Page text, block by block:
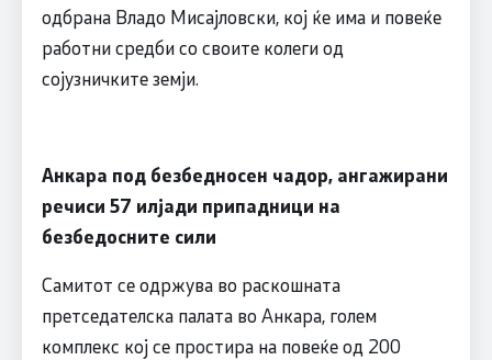
одбрана Владо Мисајловски, кој ќе има и повеќе
работни средби со своите колеги од
сојузничките земји.
Анкара под безбедносен чадор, ангажирани
речиси 57 илјади припадници на
безбедосните сили
Самитот се одржува во раскошната
претседателска палата во Анкара, голем
комплекс кој се простира на повеќе од 200